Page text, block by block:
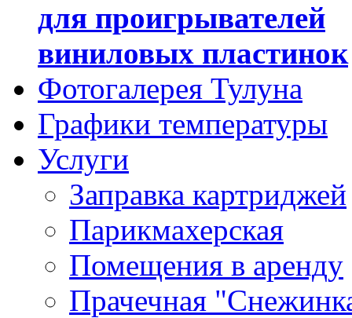
для проигрывателей
виниловых пластинок
Фотогалерея Тулуна
Графики температуры
Услуги
Заправка картриджей
Парикмахерская
Помещения в аренду
Прачечная